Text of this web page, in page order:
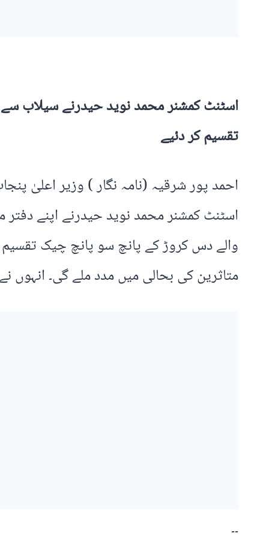
اسٹنٹ کمشنر محمد نوید حیدرنے سیلاب
تقسیم کر دئیے
احمد پور شرقیہ (نامہ نگار ) وزیر اعلیٰ
اسٹنٹ کمشنر محمد نوید حیدرنے اپنے
والے دس کروڑ کے پانچ سو پانچ چیک
متاثرین کی بحالی میں مدد ملے گی۔ انہوں
۔۔